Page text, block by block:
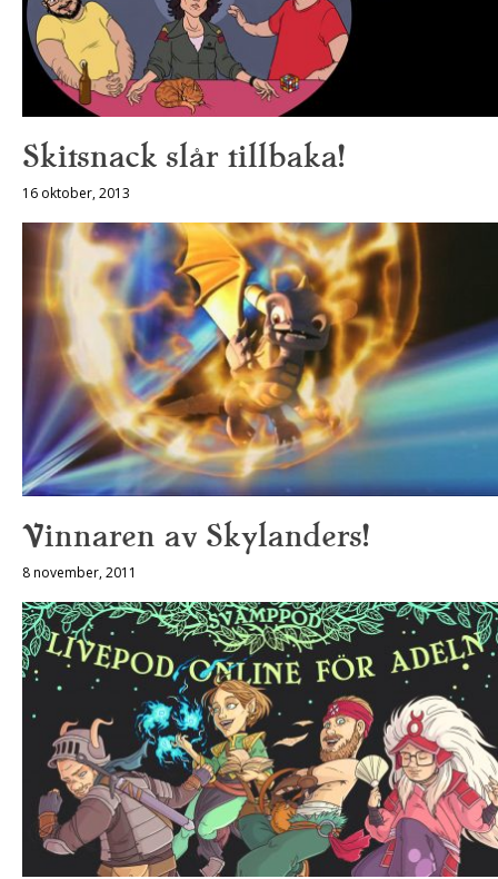
Skitsnack slår tillbaka!
16 oktober, 2013
Vinnaren av Skylanders!
8 november, 2011